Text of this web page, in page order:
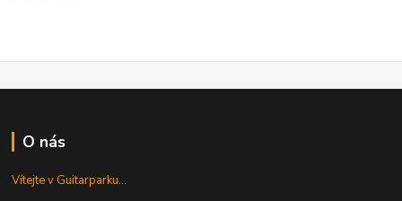
O nás
Vítejte v Guitarparku...